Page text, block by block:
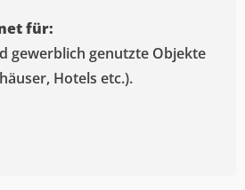
für:
gewerblich genutzte Objekte
Hotels etc.).